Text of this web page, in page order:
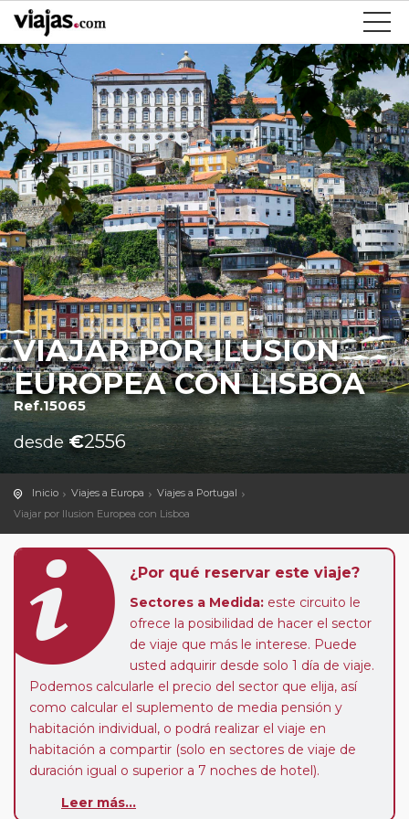
VIAJAR POR ILUSION
EUROPEA CON LISBOA
Ref.15065
desde€2556
Inicio Viajes a Europa
Viajes a Portugal
Viajar por Ilusion Europea con Lisboa
¿Por qué reservar este viaje?
Sectores a Medida: este circuito le
ofrece la posibilidad de hacer el sector
de viaje que más le interese. Puede
usted adquirir desde solo 1 día de viaje.
Podemos calcularle el precio del sector que elija, así
como calcular el suplemento de media pensión y
habitación individual, o podrá realizar el viaje en
habitación a compartir (solo en sectores de viaje de
duración igual o superior a 7 noches de hotel).
de que usted pueda programar una o más paradas en
Leer más...